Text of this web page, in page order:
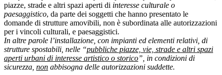
piazze, strade e altri spazi aperti di interesse culturale o
paesaggistico, da parte dei soggetti che hanno presentato le
domande di strutture amovibili, non è subordinata alle autorizzazioni
per i vincoli culturali, e paesaggistici.
In altre parole l’installazione, con impianti ed elementi relativi, di
strutture spostabili, nelle “pubbliche piazze, vie, strade e altri spazi
aperti urbani di interesse artistico o storico”, in condizioni di
sicurezza, non abbisogna delle autorizzazioni suddette.